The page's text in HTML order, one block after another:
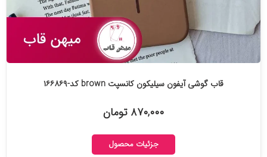
قاب گوشی آیفون سیلیکون کانسپت brown کد-۱۶۶۸۶۹
۸۷۰,۰۰۰ تومان
جزئیات محصول